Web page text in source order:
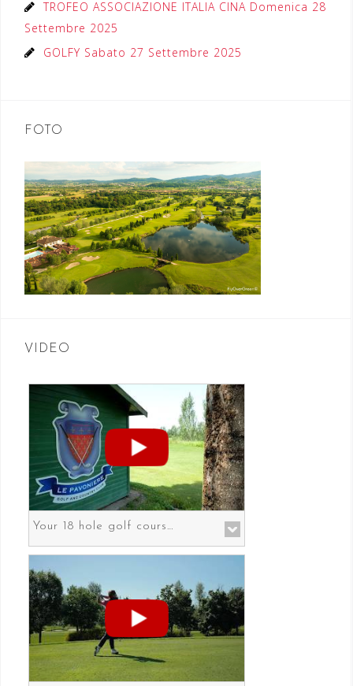
TROFEO ASSOCIAZIONE ITALIA CINA Domenica 28
Settembre 2025
GOLFY Sabato 27 Settembre 2025
FOTO
VIDEO
Your 18 hole golf course in Prato the gateway to Florence